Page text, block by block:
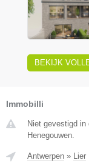
BEKIJK
Immobilli
Niet gevestigd
Henegouwen.
Antwerpen » Lier